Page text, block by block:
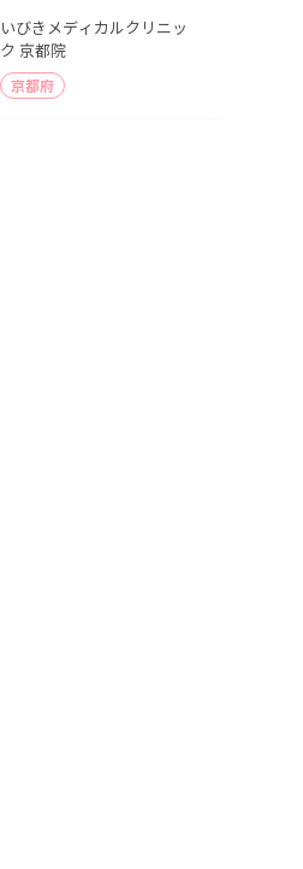
いびきメディカルクリニッ
ク 京都院
京都府